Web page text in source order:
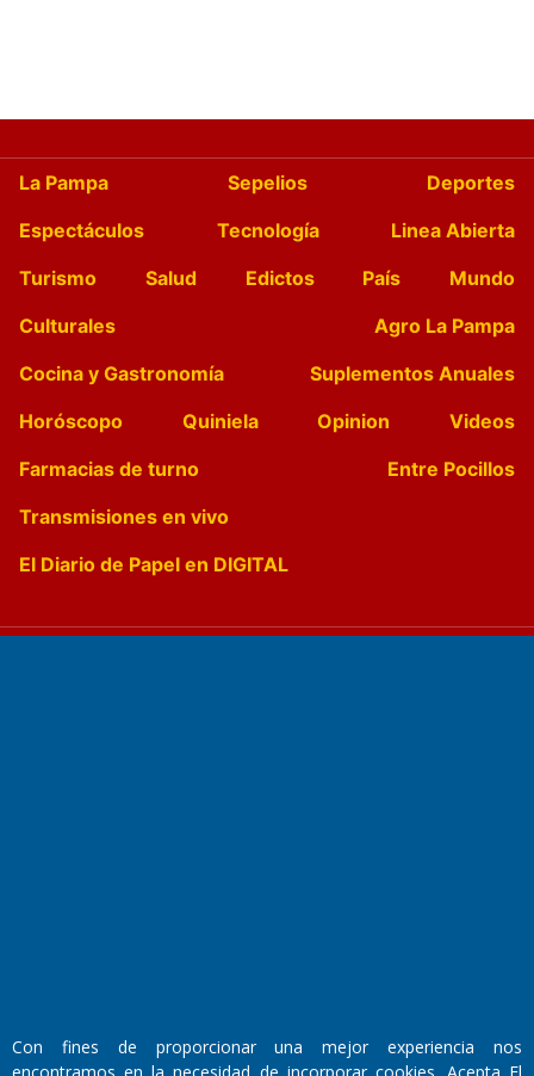
La Pampa Sepelios
Deportes
Espectáculos
Tecnología
Linea Abierta
Turismo
Salud Edictos País
Mundo
Culturales
Agro La Pampa
Cocina y Gastronomía
Suplementos Anuales
Horóscopo
Quiniela Opinion
Videos
Farmacias de turno
Entre Pocillos
Transmisiones en vivo
El Diario de Papel en DIGITAL
Walter René Goñi
Con fines de proporcionar una mejor experiencia nos